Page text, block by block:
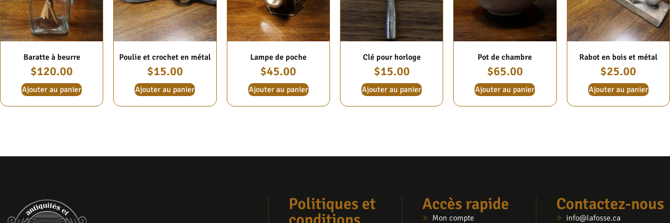
Baratte à beurre
$120.00
Ajouter au panier
Poulie et crochet en métal
$15.00
Ajouter au panier
Lampe de poche
$45.00
Ajouter au panier
Clé pour horloge
$15.00
Ajouter au panier
Pot de chambre
$65.00
Ajouter au panier
Rabot en bois et métal
$25.00
Ajouter au panier
Politiques et
Accès rapide
Mon compte
Contactez-nous
info@lafosse.ca